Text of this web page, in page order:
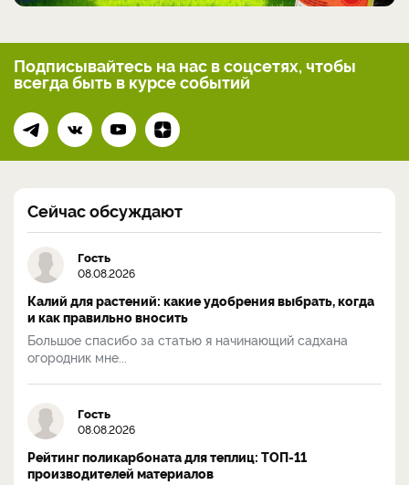
Подписывайтесь на нас в соцсетях, чтобы
всегдабыть в курсе событий
Сейчас обсуждают
Гость
08.08.2026
Калий для растений: какие удобрения выбрать, когда
и как правильно вносить
Большое спасибо за статью я начинающий садхана
огородник мне...
Гость
08.08.2026
Рейтинг поликарбоната для теплиц: ТОП-11
производителей материалов